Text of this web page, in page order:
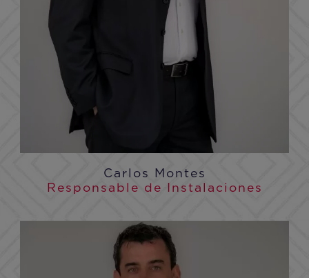
Carlos Montes
Responsable de Instalaciones